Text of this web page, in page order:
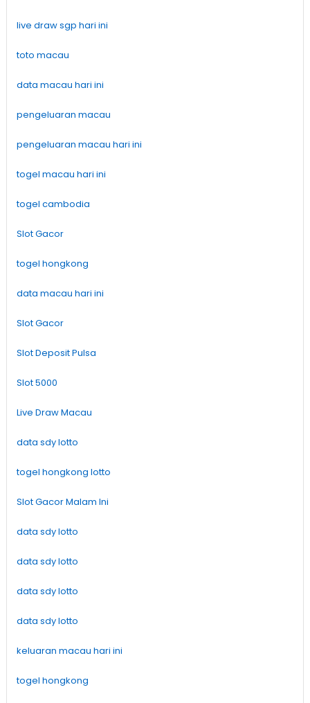
live draw sgp hari ini
toto macau
data macau hari ini
pengeluaran macau
pengeluaran macau hari ini
togel macau hari ini
togel cambodia
Slot Gacor
togel hongkong
data macau hari ini
Slot Gacor
Slot Deposit Pulsa
Slot 5000
Live Draw Macau
data sdy lotto
togel hongkong lotto
Slot Gacor Malam Ini
data sdy lotto
data sdy lotto
data sdy lotto
data sdy lotto
keluaran macau hari ini
togel hongkong